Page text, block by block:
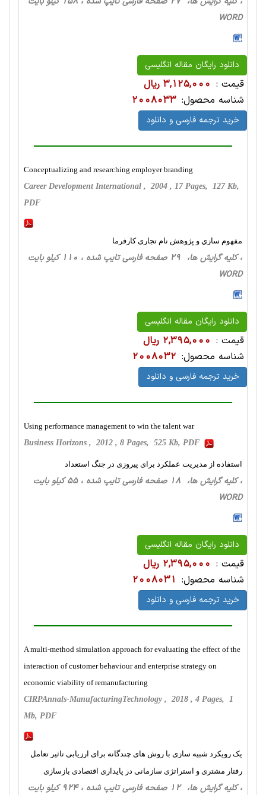
WORD
دانلود رایگان مقاله انگلیسی
قیمت : 3,125,000 ریال
شناسه محصول: 2008033
خرید ترجمه فارسی و دانلود
Conceptualizing and researching employer branding
Career Development International , 2004 , 17 Pages, 127 Kb,
PDF
مفهوم سازي و پژوهش نام تجاری کارفرما
، کلیه گرایش ها، 29 صفحه فارسی تایپ شده ، 110 کیلو بایت
WORD
دانلود رایگان مقاله انگلیسی
قیمت : 2,395,000 ریال
شناسه محصول: 2008032
خرید ترجمه فارسی و دانلود
Using performance management to win the talent war
Business Horizons , 2012 , 8 Pages, 525 Kb, PDF
استفاده از مدیریت عملکرد برای پیروزی در جنگ استعداد
، کلیه گرایش ها، 18 صفحه فارسی تایپ شده ، 55 کیلو بایت
WORD
دانلود رایگان مقاله انگلیسی
قیمت : 2,395,000 ریال
شناسه محصول: 2008031
خرید ترجمه فارسی و دانلود
A multi-method simulation approach for evaluating the effect of the
interaction of customer behaviour and enterprise strategy on
economic viability of remanufacturing
CIRPAnnals-ManufacturingTechnology , 2018 , 4 Pages, 1
Mb, PDF
یک رویکرد شبیه سازی با روش های چندگانه برای ارزیابی تاثیر تعامل
رفتار مشتری و استراتژی سازمانی در پایداری اقتصادی بازسازی
، کلیه گرایش ها، 12 صفحه فارسی تایپ شده ، 924 کیلو بایت